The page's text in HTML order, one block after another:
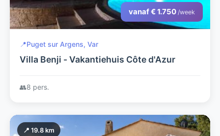
vanaf € 1.750 /week
📍Puget sur Argens, Var
Villa Benji - Vakantiehuis Côte d'Azur
👥8 pers.
📍 19.8 km